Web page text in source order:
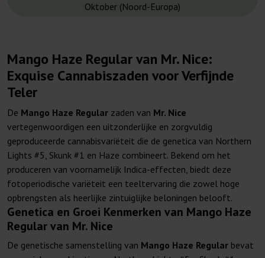
Oktober (Noord-Europa)
Mango Haze Regular van Mr. Nice:
Exquise Cannabiszaden voor Verfijnde
Teler
De Mango Haze Regular zaden van Mr. Nice
vertegenwoordigen een uitzonderlijke en zorgvuldig
geproduceerde cannabisvariëteit die de genetica van Northern
Lights #5, Skunk #1 en Haze combineert. Bekend om het
produceren van voornamelijk Indica-effecten, biedt deze
fotoperiodische variëteit een teeltervaring die zowel hoge
opbrengsten als heerlijke zintuiglijke beloningen belooft.
Genetica en Groei Kenmerken van Mango Haze
Regular van Mr. Nice
De genetische samenstelling van Mango Haze Regular bevat